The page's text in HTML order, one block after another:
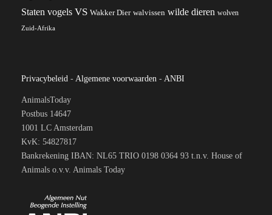
Staten vogels VS Wakker Dier walvissen wilde dieren wolven
Zuid-Afrika
Privacybeleid - Algemene voorwaarden - ANBI
AnimalsToday
Postbus 14647
1001 LC Amsterdam
KvK: 54827817
Bankrekening IBAN: NL65 TRIO 0198 0364 93 t.n.v. House of
Animals o.v.v. Animals Today